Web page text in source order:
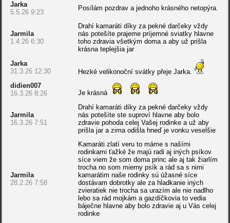
Jarka
5.5.26 9:23
Posílám pozdrav a jednoho krásného netopýra.
Jarmila
1.4.26 6:30
Drahí kamaráti díky za pekné darčeky vždy
nás potešíte prajeme príjemné sviatky hlavne
toho zdravia všetkým doma a aby už prišla
krásna teplejšia jar
Jarka
31.3.26 12:30
Hezké velikonoční svátky přeje Jarka.
didien007
16.3.26 8:26
Je krásná
Jarmila
16.3.26 7:51
Drahí kamaráti díky za pekné darčeky vždy
nás potešíte ste suproví hlavne aby bolo
zdravie pohoda celej Vašej rodinke a už aby
prišla jar a zima odišla hneď je vonku veselšie
Jarmila
28.2.26 7:58
Kamaráti zlatí veru to máme s našími
rodinkami ťažké že majú radi aj iných psíkov
síce viem že som doma princ ale aj tak žiarlím
trocha no som mierny psík a rád sa s nimi
kamarátim naše rodinky sú úžasné síce
dostávam dobrotky ale za hladkanie iných
zvieratiek nie trocha sa urazím ale nie nadlho
lebo sa rád mojkám a gazdíčkovia to vedia
báječne hlavne aby bolo zdravie aj u Vás celej
rodinke